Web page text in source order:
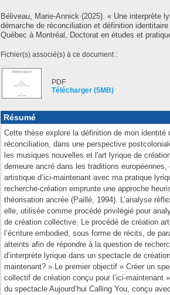
Béliveau, Marie-Annick (2025). « Une interprète
démarche de réconciliation et définition
Québec à Montréal, Doctorat en études et
Fichier(s) associé(s) à ce document :
PDF
Télécharger (5MB)
Résumé
Cette thèse explore la définition de mon identité
réconciliation, dans une perspective
les musiques nouvelles et l'art lyrique de
demeure ancré dans les traditions
artistique d’ici-maintenant avec ma pratique
recherche-création emprunte une approche
théorisation ancrée (Paillé, 1994). L’analyse
elle, utilisée comme procédé privilégié pour
de création collective. Le procédé de création
l’écriture embodied, sous forme de récits, de
atteints afin de répondre à la question de
d’interprète lyrique dans un spectacle de
maintenant? » Le premier objectif « Créer un
collectif de création conçu pour l’ici-maintenant
du spectacle Aujourd’hui Calling You, conçu